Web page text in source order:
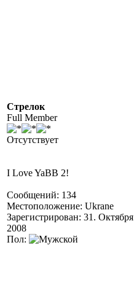
Стрелок
Full Member
Отсутствует
I Love YaBB 2!
Сообщений: 134
Местоположение: Ukrane
Зарегистрирован: 31. Октября
2008
Пол: